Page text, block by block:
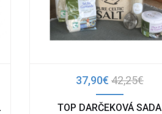
37,90€ 42,25€
TOP DARČEKOVÁ SADA